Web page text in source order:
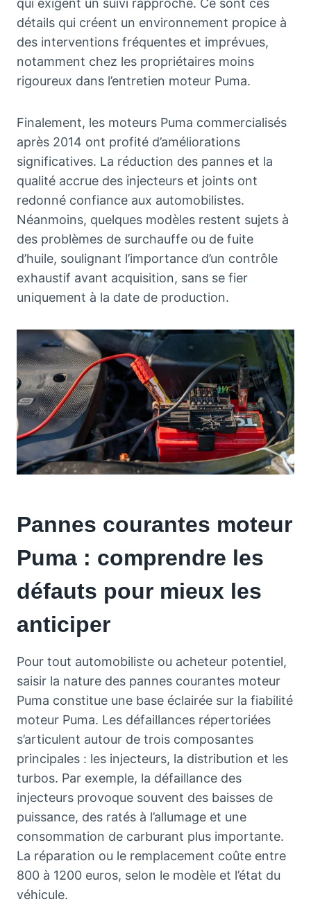
qui exigent un suivi rapproché. Ce sont ces
détails qui créent un environnement propice à
des interventions fréquentes et imprévues,
notamment chez les propriétaires moins
rigoureux dans l’entretien moteur Puma.
Finalement, les moteurs Puma commercialisés
après 2014 ont profité d’améliorations
significatives. La réduction des pannes et la
qualité accrue des injecteurs et joints ont
redonné confiance aux automobilistes.
Néanmoins, quelques modèles restent sujets à
des problèmes de surchauffe ou de fuite
d’huile, soulignant l’importance d’un contrôle
exhaustif avant acquisition, sans se fier
uniquement à la date de production.
Pannes courantes moteur
Puma : comprendre les
défauts pour mieux les
anticiper
Pour tout automobiliste ou acheteur potentiel,
saisir la nature des pannes courantes moteur
Puma constitue une base éclairée sur la fiabilité
moteur Puma. Les défaillances répertoriées
s’articulent autour de trois composantes
principales : les injecteurs, la distribution et les
turbos. Par exemple, la défaillance des
injecteurs provoque souvent des baisses de
puissance, des ratés à l’allumage et une
consommation de carburant plus importante.
La réparation ou le remplacement coûte entre
800 à 1200 euros, selon le modèle et l’état du
véhicule.